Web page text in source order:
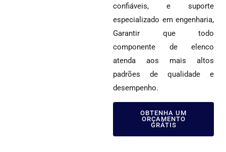
confiáveis, e suporte
especializado em engenharia,
Garantir que todo
componente de elenco
atenda aos mais altos
padrões de qualidade e
desempenho.
OBTENHA UM
ORÇAMENTO
GRÁTIS